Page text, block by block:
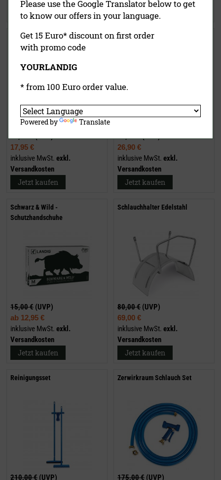
Jetzt kaufen
Arbeitsschürze für
Fleischverarbeitung
17,95 €
inklusive MwSt. exkl.
Versandkosten
Jetzt kaufen
Spenderhalter für
26,90 €
inklusive MwSt. exkl.
Versandkosten
Jetzt kaufen
Schwarz & Wild -
Schutzhandschuhe
15,00 € (UVP)
ab 12,95 €
inklusive MwSt. exkl.
Versandkosten
Jetzt kaufen
Schlauchhalter Edelstahl
80,00 € (UVP)
69,00 €
inklusive MwSt. exkl.
Versandkosten
Jetzt kaufen
Reinigungsset
210,00 € (UVP)
Zerwirkraum Schlauch Set
175,00 € (UVP)
Please use the Google Translator below to get
to know our offers in your language.
Get 15 Euro* discount on first order
with promo code
YOURLANDIG
* from 100 Euro order value.
Powered by Translate